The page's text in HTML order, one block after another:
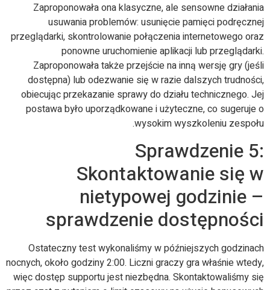
Zaproponowała ona klasyczne, ale sensowne działania
usuwania problemów: usunięcie pamięci podręcznej
przeglądarki, skontrolowanie połączenia internetowego oraz
ponowne uruchomienie aplikacji lub przeglądarki.
Zaproponowała także przejście na inną wersję gry (jeśli
dostępna) lub odezwanie się w razie dalszych trudności,
obiecując przekazanie sprawy do działu technicznego. Jej
postawa było uporządkowane i użyteczne, co sugeruje o
wysokim wyszkoleniu zespołu.
Sprawdzenie 5:
Skontaktowanie się w
nietypowej godzinie –
sprawdzenie dostępności
Ostateczny test wykonaliśmy w późniejszych godzinach
nocnych, około godziny 2:00. Liczni graczy gra właśnie wtedy,
więc dostęp supportu jest niezbędna. Skontaktowaliśmy się